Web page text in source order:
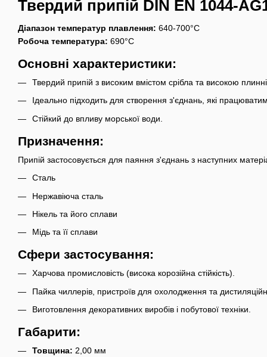
Твердий припій DIN EN 1044-
Діапазон температур плавлення: 640-700°С
Робоча температура: 690°С
Основні характеристики:
Твердий припій з високим вмістом срібла та високою
Ідеально підходить для створення з'єднань, які
Стійкий до впливу морської води.
Призначення:
Припій застосовується для паяння з'єднань з наступних
Сталь
Нержавіюча сталь
Нікель та його сплави
Мідь та її сплави
Сфери застосування:
Харчова промисловість (висока корозійна стійкість).
Пайка чиллерів, пристроїв для охолодження та
Виготовлення декоративних виробів і побутової техніки.
Габарити:
Товщина: 2,00 мм